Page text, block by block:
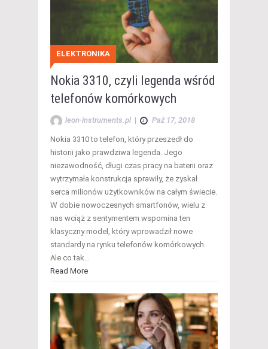
ELEKTRONIKA
Nokia 3310, czyli legenda wśród
telefonów komórkowych
leon-instruments.pl | Paź 17, 2018
Nokia 3310 to telefon, który przeszedł do
historii jako prawdziwa legenda. Jego
niezawodność, długi czas pracy na baterii oraz
wytrzymała konstrukcja sprawiły, że zyskał
serca milionów użytkowników na całym świecie.
W dobie nowoczesnych smartfonów, wielu z
nas wciąż z sentymentem wspomina ten
klasyczny model, który wprowadził nowe
standardy na rynku telefonów komórkowych.
Ale co tak…
Read More